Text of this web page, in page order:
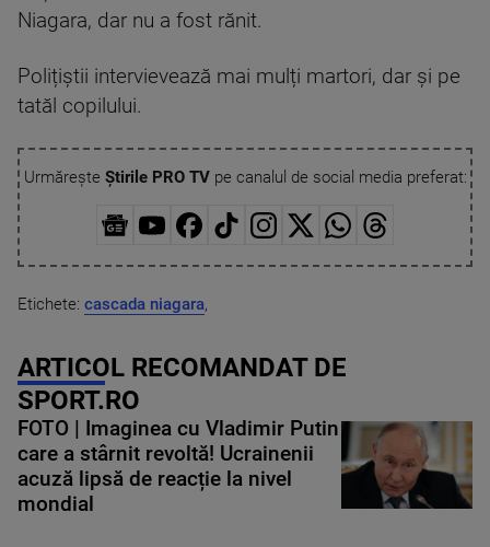
Niagara, dar nu a fost rănit.
Polițiștii intervievează mai mulți martori, dar și pe
tatăl copilului.
Urmărește Știrile PRO TVpe canalul de social media preferat:
Etichete: cascada niagara,
ARTICOL RECOMANDAT DE
SPORT.RO
FOTO | Imaginea cu Vladimir Putin
care a stârnit revoltă! Ucrainenii
acuză lipsă de reacție la nivel
mondial